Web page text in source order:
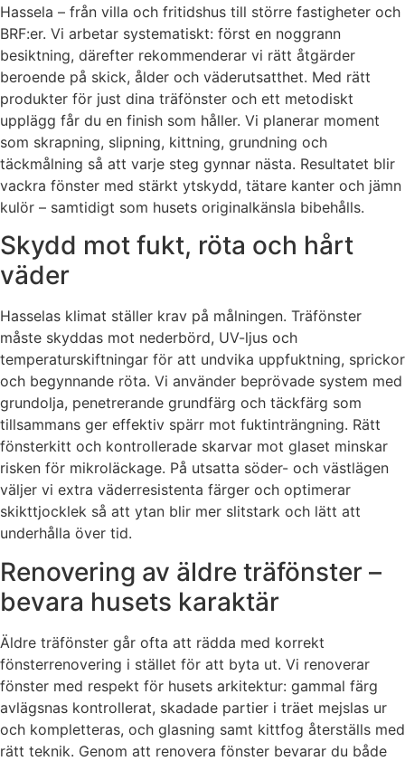
Hassela – från villa och fritidshus till större fastigheter och
BRF:er. Vi arbetar systematiskt: först en noggrann
besiktning, därefter rekommenderar vi rätt åtgärder
beroende på skick, ålder och väderutsatthet. Med rätt
produkter för just dina träfönster och ett metodiskt
upplägg får du en finish som håller. Vi planerar moment
som skrapning, slipning, kittning, grundning och
täckmålning så att varje steg gynnar nästa. Resultatet blir
vackra fönster med stärkt ytskydd, tätare kanter och jämn
kulör – samtidigt som husets originalkänsla bibehålls.
Skydd mot fukt, röta och hårt
väder
Hasselas klimat ställer krav på målningen. Träfönster
måste skyddas mot nederbörd, UV-ljus och
temperaturskiftningar för att undvika uppfuktning, sprickor
och begynnande röta. Vi använder beprövade system med
grundolja, penetrerande grundfärg och täckfärg som
tillsammans ger effektiv spärr mot fuktinträngning. Rätt
fönsterkitt och kontrollerade skarvar mot glaset minskar
risken för mikroläckage. På utsatta söder- och västlägen
väljer vi extra väderresistenta färger och optimerar
skikttjocklek så att ytan blir mer slitstark och lätt att
underhålla över tid.
Renovering av äldre träfönster –
bevara husets karaktär
Äldre träfönster går ofta att rädda med korrekt
fönsterrenovering i stället för att byta ut. Vi renoverar
fönster med respekt för husets arkitektur: gammal färg
avlägsnas kontrollerat, skadade partier i träet mejslas ur
och kompletteras, och glasning samt kittfog återställs med
rätt teknik. Genom att renovera fönster bevarar du både